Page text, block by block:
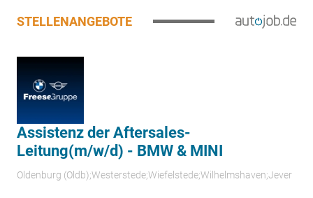
STELLENANGEBOTE
Assistenz der Aftersales-
Leitung(m/w/d) - BMW & MINI
Oldenburg (Oldb);Westerstede;Wiefelstede;Wilhelmshaven;Jever